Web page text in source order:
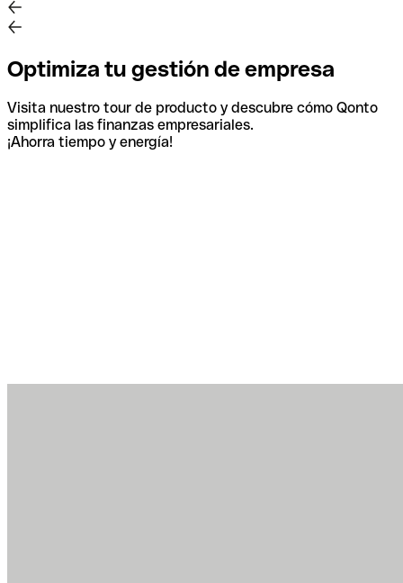
Optimiza tu gestión de empresa
Visita nuestro tour de producto y descubre cómo Qonto
simplifica las finanzas empresariales.
¡Ahorra tiempo y energía!